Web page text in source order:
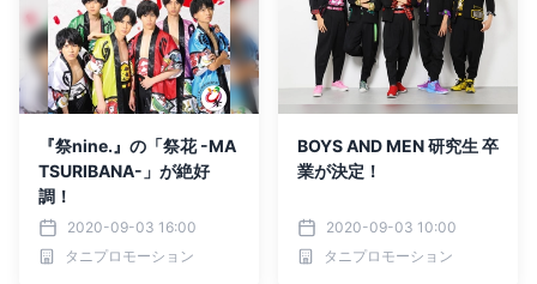
『祭nine.』の「祭花 -MA
TSURIBANA-」が絶好
調！
2020-09-03 16:00
タニプロモーション
BOYS AND MEN 研究生 卒
業が決定！
2020-09-03 10:00
タニプロモーション